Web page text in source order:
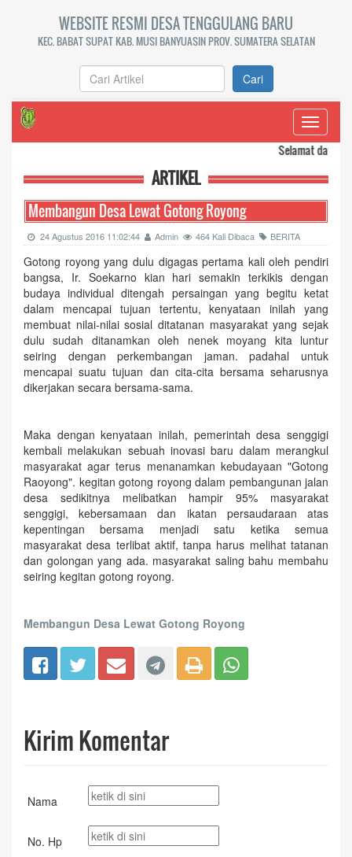
WEBSITE RESMI DESA TENGGULANG BARU
KEC. BABAT SUPAT KAB. MUSI BANYUASIN PROV. SUMATERA SELATAN
Cari
Toggle
Selamat datang di
ARTIKEL
Membangun Desa Lewat Gotong Royong
24 Agustus 2016 11:02:44 Admin 464 Kali Dibaca BERITA
Gotong royong yang dulu digagas pertama kali oleh pendiri
bangsa, Ir. Soekarno kian hari semakin terkikis dengan
budaya individual ditengah persaingan yang begitu ketat
dalam mencapai tujuan tertentu, kenyataan inilah yang
membuat nilai-nilai sosial ditatanan masyarakat yang sejak
dulu sudah ditanamkan oleh nenek moyang kita luntur
seiring dengan perkembangan jaman. padahal untuk
mencapai suatu tujuan dan cita-cita bersama seharusnya
dikerjakan secara bersama-sama.
Maka dengan kenyataan inilah, pemerintah desa senggigi
kembali melakukan sebuah inovasi baru dalam merangkul
masyarakat agar terus menanamkan kebudayaan "Gotong
Raoyong". kegitan gotong royong dalam pembangunan jalan
desa sedikitnya melibatkan hampir 95% masyarakat
senggigi, kebersamaan dan ikatan persaudaraan atas
kepentingan bersama menjadi satu ketika semua
masyarakat desa terlibat aktif, tanpa harus melihat tatanan
dan golongan yang ada. masyarakat saling bahu membahu
seiring kegitan gotong royong.
Membangun Desa Lewat Gotong Royong
Kirim Komentar
Nama
No. Hp